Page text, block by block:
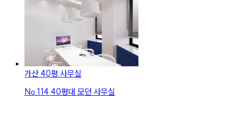
가산 40평 사무실
No. 114 40평대 모던 사무실